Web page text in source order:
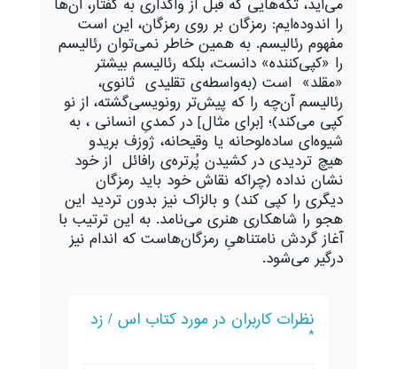
می‌آید، تکه‌هایی که قبل از واگذاری به گفتار، آن‌ها
را اندوده‌ایم: رمزگان بر روی رمزگان، این است
مفهوم رئالیسم. به همین خاطر نمی‌توان رئالیسم
را «کپی‌کننده» دانست، بلکه رئالیسم بیشتر
«مقلد» است (به‌واسطه‌ی تقلیدی ثانوی،
رئالیسم آن‌چه را که پیش‌تر رونویسی‌گشته، از نو
کپی می‌کند)؛ [برای مثال] در کمدیِ انسانی ، به
شیوه‌ای ساده‌لوحانه یا وقیحانه، ژوزف بریدو
‌هیچ تردیدی در کشیدن پُرتره‌ی رافائل از خود
نشان نداده (چراکه نقاش خود باید رمزگان
دیگری را کپی کند) و بالزاک نیز بدون تردید این
هجو را شاهکاری هنری می‌نامد. به این ترتیب با
آغاز گردش نامتناهیِ رمزگان‌هاست که اندام نیز
درگیر می‌شود.
نظرات کاربران در مورد کتاب اس / زد
*